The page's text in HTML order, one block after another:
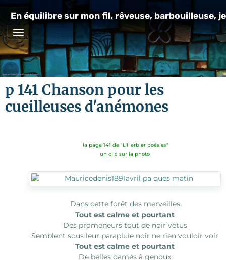
En équilibre sur mon fil, rêveuse, barbouilleuse,
p 141 Chanson pour les
cueilleuses d'anémones
la page 141 de "L'Herbier poésies"
un clic sur la photo
Dans cette forêt des merveilles
Tout est calme et pourtant
Des promeneurs tout de noir vêtus
Semblent sous leur parapluie noir ne rien vouloir voir
Tout est calme et pourtant
De belles dames à genoux